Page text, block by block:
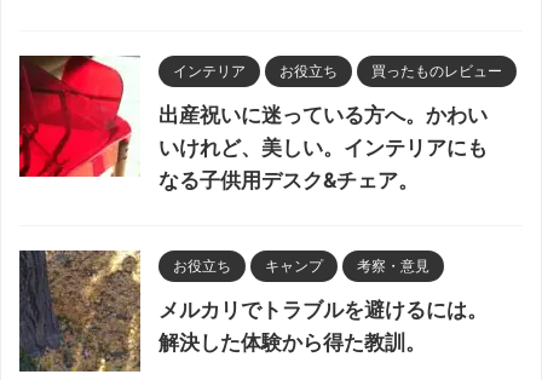
インテリア お役立ち 買ったものレビュー
出産祝いに迷っている方へ。かわい
いけれど、美しい。インテリアにも
なる子供用デスク&チェア。
お役立ち キャンプ 考察・意見
メルカリでトラブルを避けるには。
解決した体験から得た教訓。